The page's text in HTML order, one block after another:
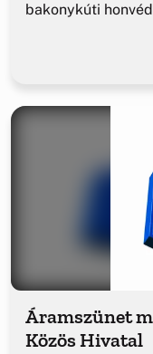
bakonykúti
Áramszünet
Közös Hivatal